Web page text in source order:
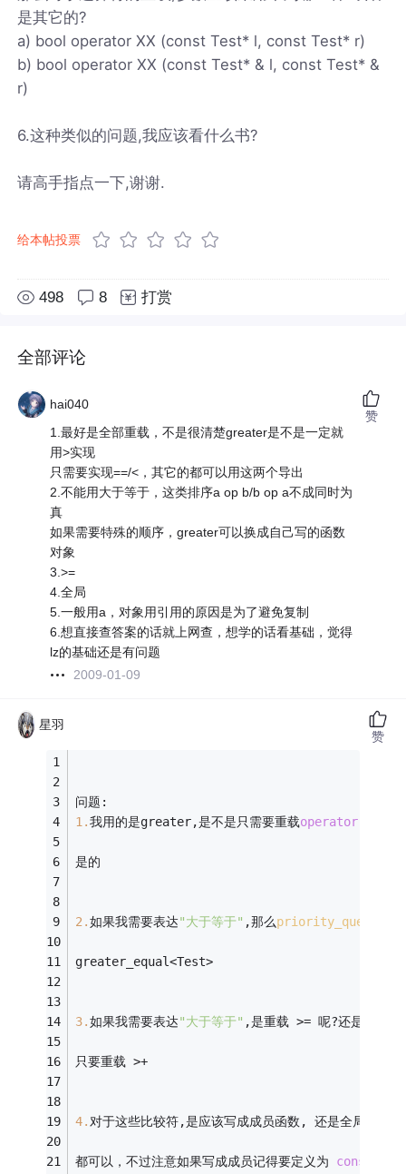
是其它的?
a) bool operator XX (const Test* l, const Test* r)
b) bool operator XX (const Test* & l, const Test* &
r)
6.这种类似的问题,我应该看什么书?
请高手指点一下,谢谢.
给本帖投票
498 8 打赏
全部评论
hai040
1.最好是全部重载，不是很清楚greater是不是一定就
用>实现
只需要实现==/<，其它的都可以用这两个导出
2.不能用大于等于，这类排序a op b/b op a不成同时为
真
如果需要特殊的顺序，greater可以换成自己写的函数
对象
3.>=
4.全局
5.一般用a，对象用引用的原因是为了避免复制
6.想直接查答案的话就上网查，想学的话看基础，觉得
lz的基础还是有问题
2009-01-09
赞
星羽
问题:
1.我用的是greater,是不是只需要重载operator
是的
2.如果我需要表达"大于等于" ,那么priority_queue
greater_equal<Test>
3.如果我需要表达"大于等于" ,是重载 >= 呢?还是同时重
只要重载 >+
4.对于这些比较符,是应该写成成员函数, 还是全局函数?
都可以，不过注意如果写成成员记得要定义为 const
赞